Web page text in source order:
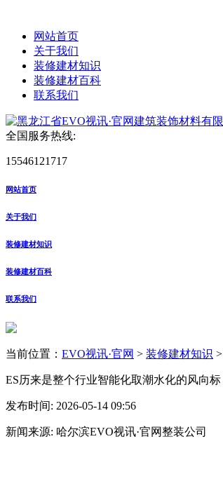
网站首页
关于我们
装修建材知识
装修建材百科
联系我们
全国服务热线:
15546121717
网站首页
关于我们
装修建材知识
装修建材百科
联系我们
当前位置： EVO视讯·官网 > 装修建材知识 >
ES历来是整个行业智能化取潮水化的风向标
发布时间: 2026-05-14 09:56
新闻来源: 哈尔滨EVO视讯·官网整装公司